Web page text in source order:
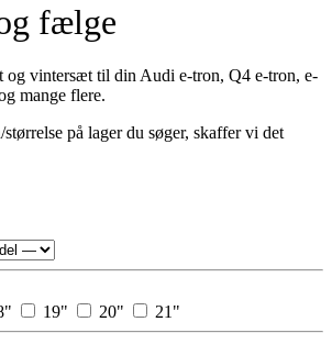
fælge
og vintersæt til din Audi e-tron, Q4 e-tron, e-
mange flere.
på lager du søger, skaffer vi det
19" 20" 21"